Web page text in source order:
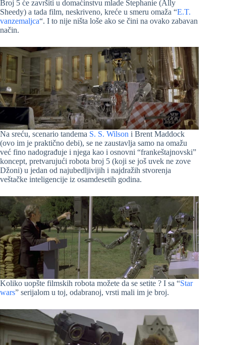
Broj 5 će završiti u domaćinstvu mlade Stephanie (Ally
Sheedy) a tada film, neskriveno, kreće u smeru omaža “E.T.
vanzemaljca“. I to nije ništa loše ako se čini na ovako zabavan
način.
Na sreću, scenario tandema S. S. Wilson i Brent Maddock
(ovo im je praktično debi), se ne zaustavlja samo na omažu
već fino nadograđuje i njega kao i osnovni “frankeštajnovski”
koncept, pretvarujući robota broj 5 (koji se još uvek ne zove
Džoni) u jedan od najubedljivijih i najdražih stvorenja
veštačke inteligencije iz osamdesetih godina.
Koliko uopšte filmskih robota možete da se setite ? I sa “Star
wars” serijalom u toj, odabranoj, vrsti mali im je broj.